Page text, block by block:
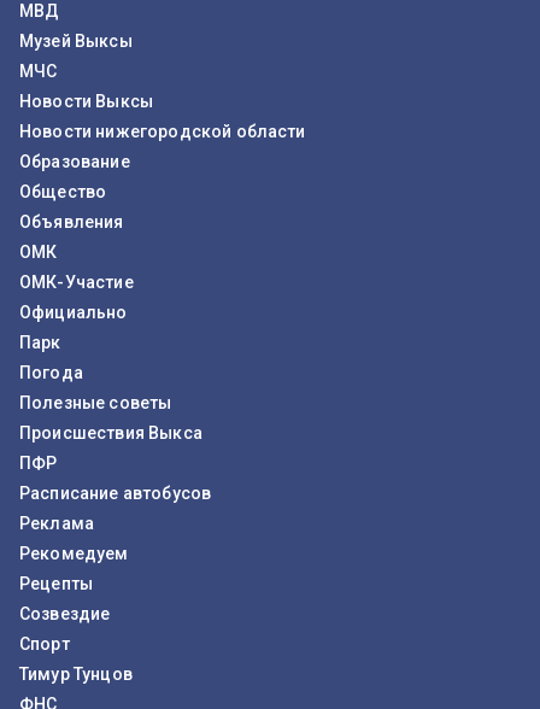
МВД
Музей Выксы
МЧС
Новости Выксы
Новости нижегородской области
Образование
Общество
Объявления
ОМК
ОМК-Участие
Официально
Парк
Погода
Полезные советы
Происшествия Выкса
ПФР
Расписание автобусов
Реклама
Рекомедуем
Рецепты
Созвездие
Спорт
Тимур Тунцов
ФНС